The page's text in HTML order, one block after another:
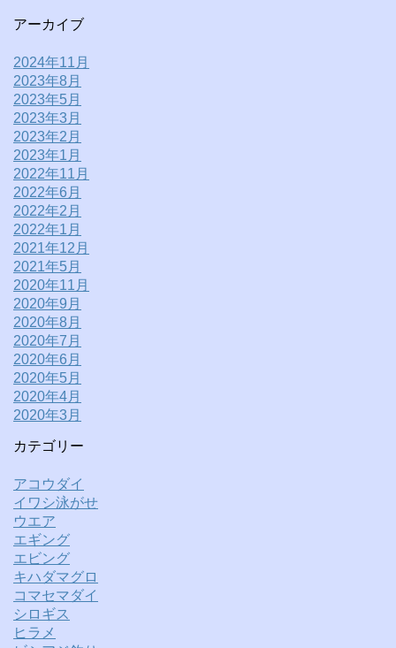
アーカイブ
2024年11月
2023年8月
2023年5月
2023年3月
2023年2月
2023年1月
2022年11月
2022年6月
2022年2月
2022年1月
2021年12月
2021年5月
2020年11月
2020年9月
2020年8月
2020年7月
2020年6月
2020年5月
2020年4月
2020年3月
カテゴリー
アコウダイ
イワシ泳がせ
ウエア
エギング
エビング
キハダマグロ
コマセマダイ
シロギス
ヒラメ